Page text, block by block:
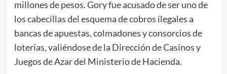
millones de pesos. Gory fue acusado de ser uno de
los cabecillas del esquema de cobros ilegales a
bancas de apuestas, colmadones y consorcios de
loterías, valiéndose de la Dirección de Casinos y
Juegos de Azar del Ministerio de Hacienda.